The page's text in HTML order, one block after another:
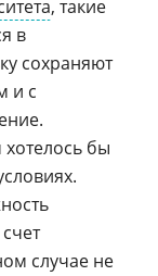
, такие
в
сохраняют
и с
бы
случае не